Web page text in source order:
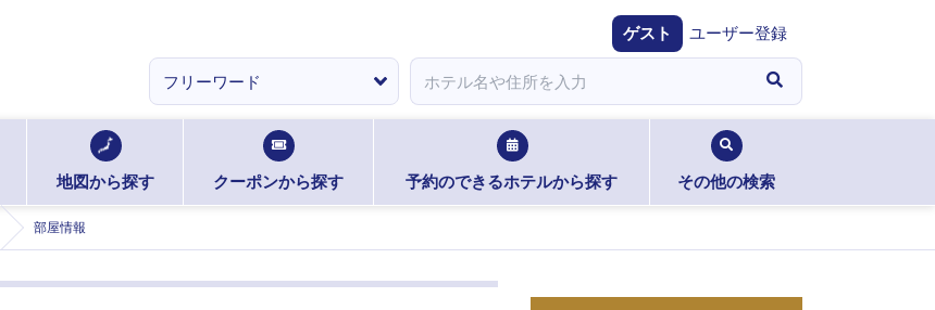
ゲスト ユーザー登録
地図から探す クーポンから探す 予約のできるホテルから探す その他の検索
部屋情報